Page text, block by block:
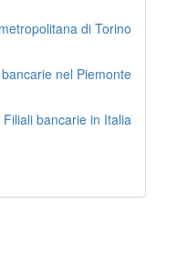
di Torino
nel Piemonte
Filiali bancarie in Italia